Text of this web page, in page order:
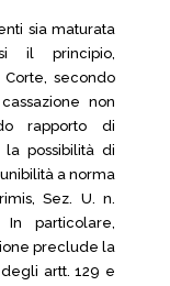
sia maturata
il principio,
secondo
non
rapporto di
possibilità di
a norma
Sez. U. n.
particolare,
preclude la
degli artt. 129 e